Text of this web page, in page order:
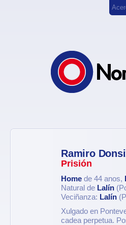
Ramiro
Prisión
Home de 44 anos,
Natural de Lalín
Veciñanza: Lalín
Xulgado en
cadea perpetua.